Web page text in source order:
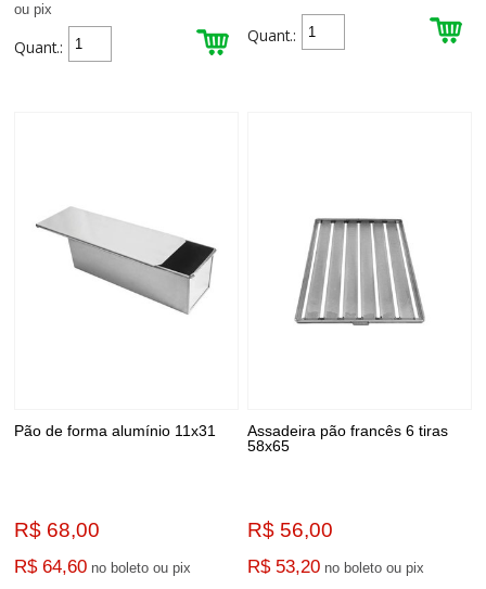
ou pix
Quant.:
Quant.:
Pão de forma alumínio 11x31
R$ 68,00
R$ 64,60 no boleto ou pix
Assadeira pão francês 6 tiras
58x65
R$ 56,00
R$ 53,20 no boleto ou pix